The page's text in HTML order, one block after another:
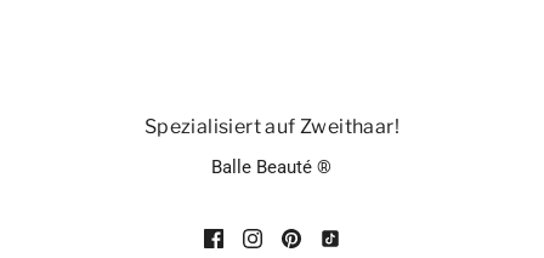
Spezialisiert auf Zweithaar!
Balle Beauté ®